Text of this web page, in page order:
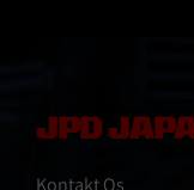
JPD